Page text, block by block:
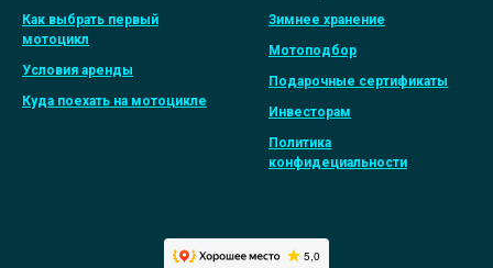
Как выбрать первый
мотоцикл
Условия аренды
Куда поехать на мотоцикле
Зимнее хранение
Мотоподбор
Подарочные сертификаты
Инвесторам
Политика
конфидециальности